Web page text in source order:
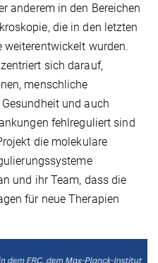
anderem in den Bereichen
die in den letzten
wurden.
sich darauf,
menschliche
und auch
fehlreguliert sind
die molekulare
und ihr Team, dass die
für neue Therapien